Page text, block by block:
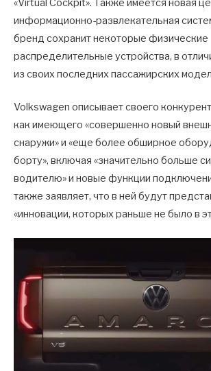
«Virtual Cockpit». Также имеется новая
информационно-развлекательная
бренд сохранит некоторые физические
распределительные устройства, в
из своих последних пассажирских
Volkswagen описывает своего
как имеющего «совершенно новый
снаружи» и «еще более обширное
борту», ​​включая «значительно больше
водителю» и новые функции
также заявляет, что в ней будут
«инновации, которых раньше не было в